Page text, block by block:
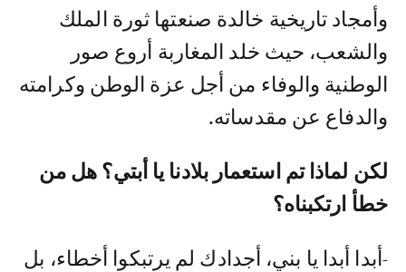
وأمجاد تاريخية خالدة صنعتها ثورة الملك
والشعب، حيث خلد المغاربة أروع صور
الوطنية والوفاء من أجل عزة الوطن وكرامته
والدفاع عن مقدساته.
لكن لماذا تم استعمار بلادنا يا أبتي؟ هل من
خطأ ارتكبناه؟
-أبدا أبدا يا بني، أجدادك لم يرتبكوا أخطاء، بل